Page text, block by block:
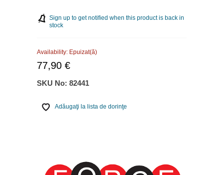
Sign up to get notified when this product is back in
stock
Availability: Epuizat(ă)
77,90 €
SKU No: 82441
Adăugaţi la lista de dorinţe